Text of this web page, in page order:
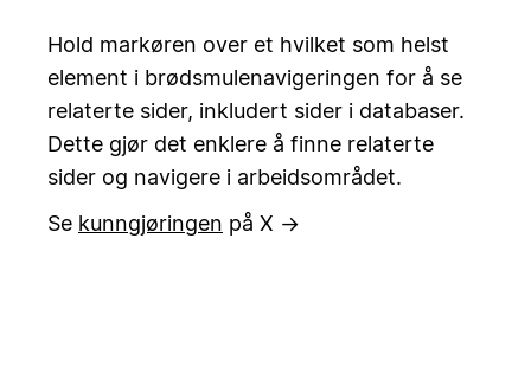
Hold markøren over et hvilket som helst
element i brødsmulenavigeringen for å se
relaterte sider, inkludert sider i databaser.
Dette gjør det enklere å finne relaterte
sider og navigere i arbeidsområdet.
Se kunngjøringen på X →